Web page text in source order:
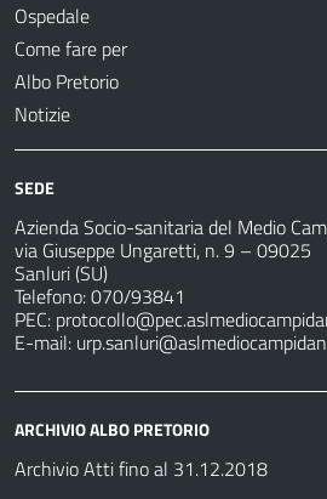
Ospedale
Come fare per
Albo Pretorio
Notizie
SEDE
Azienda Socio-sanitaria del Medio
via Giuseppe Ungaretti, n. 9 – 09025
Sanluri (SU)
Telefono: 070/93841
PEC:
E-mail:
ARCHIVIO ALBO PRETORIO
Archivio Atti fino al 31.12.2018